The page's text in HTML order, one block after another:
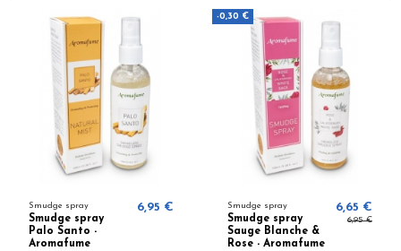
Smudge spray
Smudge spray
Palo Santo -
Aromafume
6,95 €
-0,30 €
Smudge spray
Smudge spray
Sauge Blanche &
Rose - Aromafume
6,65 €
6,95 €